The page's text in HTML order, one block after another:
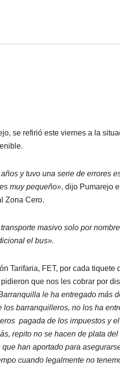
se refirió este viernes a la
y tuvo una serie de errores
muy pequeño», dijo Pumarejo
Zona Cero.
masivo solo por
el bus».
Tarifaria, FET, por cada
que nos les cobrar por
le ha entregado más
barranquilleros, no los ha
pagada de los impuestos y
repito no se hacen de plata
han aportado para
cuando legalmente no